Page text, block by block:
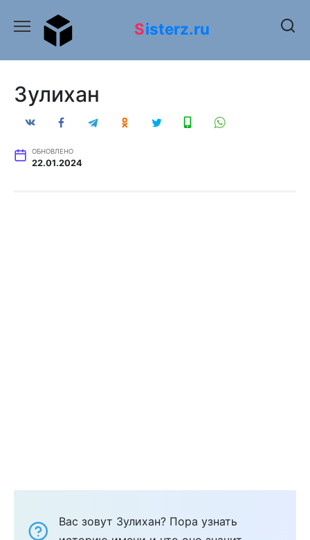
содержанию
Sisterz.ru
Зулихан
ОБНОВЛЕНО
22.01.2024
Вас зовут Зулихан? Пора узнать